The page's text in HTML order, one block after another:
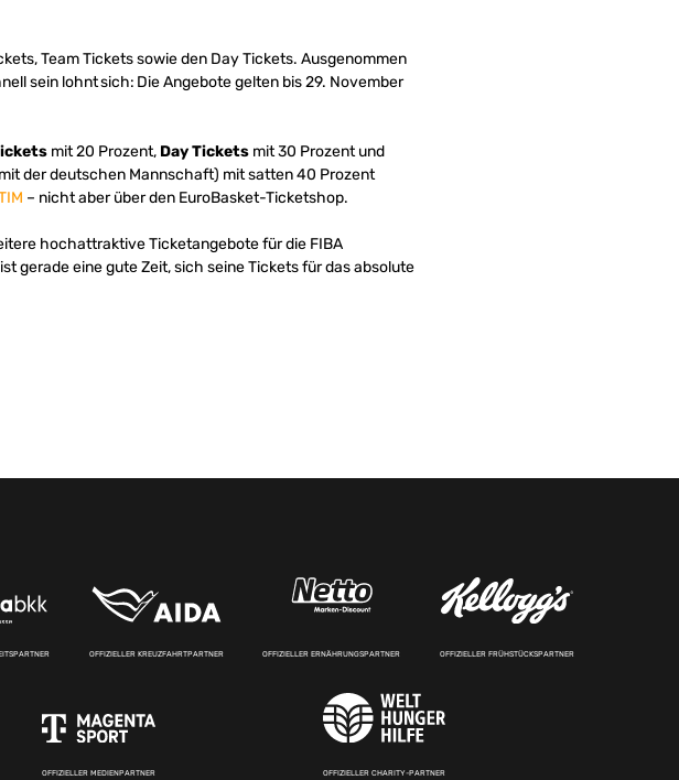
Team Tickets sowie den Day Tickets. Ausgenommen
sein lohnt sich: Die Angebote gelten bis 29. November
mit 20 Prozent, Day Tickets mit 30 Prozent und
der deutschen Mannschaft) mit satten 40 Prozent
– nicht aber über den EuroBasket-Ticketshop.
hochattraktive Ticketangebote für die FIBA
gerade eine gute Zeit, sich seine Tickets für das absolute
OFFIZIELLER KREUZFAHRTPARTNER OFFIZIELLER ERNÄHRUNGSPARTNER OFFIZIELLER FRÜHSTÜCKSPARTNER
OFFIZIELLER MEDIENPARTNER OFFIZIELLER CHARITY-PARTNER